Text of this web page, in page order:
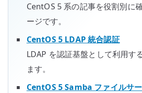
CentOS 5 系の記事を役割別に
ージです。
CentOS 5 LDAP 統合認証
LDAP を認証基盤として利用す
ます。
CentOS 5 Samba ファイルサ